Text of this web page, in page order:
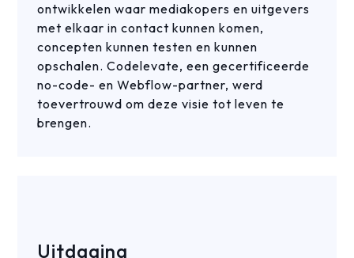
ontwikkelen waar mediakopers en uitgevers
met elkaar in contact kunnen komen,
concepten kunnen testen en kunnen
opschalen. Codelevate, een gecertificeerde
no-code- en Webflow-partner, werd
toevertrouwd om deze visie tot leven te
brengen.
Uitdaging